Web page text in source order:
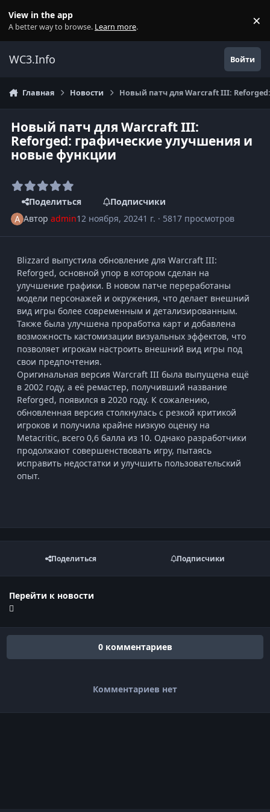
View in the app
A better way to browse. Learn more. ×
WC3.Info Войти
Главная Новости Новый патч для Warcraft III:
Новый патч для Warcraft III:
Reforged: графические улучшения и
новые функции
Поделиться
Подписчики
Авторadmin12 ноября, 20241 г. · 5817 просмотров
Blizzard выпустила обновление для Warcraft III:
Reforged, основной упор в котором сделан на
улучшение графики. В новом патче переработаны
модели персонажей и окружения, что делает внешний
вид игры более современным и детализированным.
Также была улучшена проработка карт и добавлена
возможность кастомизации визуальных эффектов, что
позволяет игрокам настроить внешний вид игры под
свои предпочтения.
Оригинальная версия Warcraft III была выпущена ещё
в 2002 году, а её ремастер, получивший название
Reforged, появился в 2020 году. К сожалению,
обновленная версия столкнулась с резкой критикой
игроков и получила крайне низкую оценку на
Metacritic, всего 0,6 балла из 10. Однако разработчики
продолжают совершенствовать игру, пытаясь
исправить недостатки и улучшить пользовательский
опыт.
Поделиться Подписчики
Перейти к новости
0 комментариев
Комментариев нет